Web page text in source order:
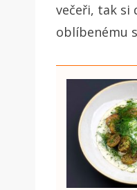
večeři, tak si
oblíbenému